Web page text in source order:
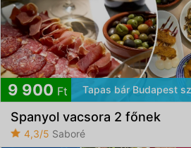
9 900 Ft Tapas bár Budapest
Spanyol vacsora 2 főnek
4,3/5 Saboré